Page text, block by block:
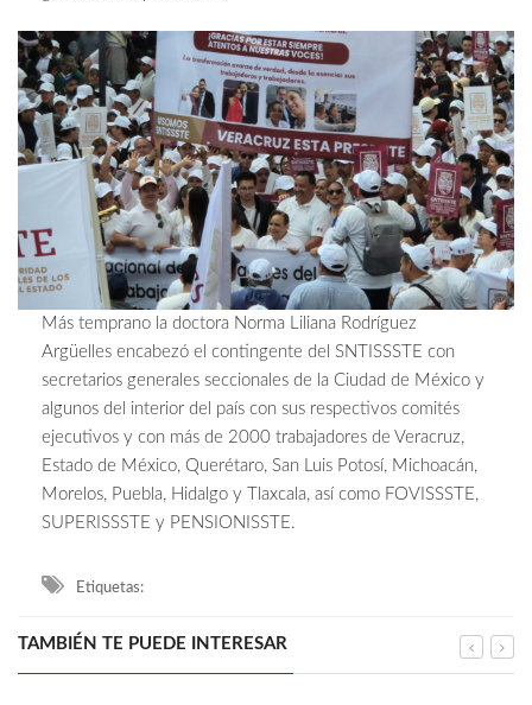
Más temprano la doctora Norma Liliana Rodríguez
Argüelles encabezó el contingente del SNTISSSTE con
secretarios generales seccionales de la Ciudad de México y
algunos del interior del país con sus respectivos comités
ejecutivos y con más de 2000 trabajadores de Veracruz,
Estado de México, Querétaro, San Luis Potosí, Michoacán,
Morelos, Puebla, Hidalgo y Tlaxcala, así como FOVISSSTE,
SUPERISSSTE y PENSIONISSTE.
Etiquetas:
TAMBIÉN TE PUEDE INTERESAR